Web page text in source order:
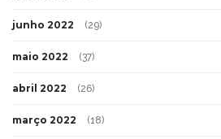
junho 2022 (29)
maio 2022 (37)
abril 2022 (26)
março 2022 (18)